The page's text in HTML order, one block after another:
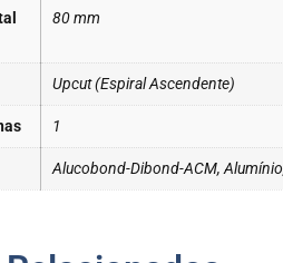
80 mm
Upcut (Espiral Ascendente)
1
Alucobond-Dibond-ACM,